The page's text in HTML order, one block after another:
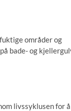
områder og
bade- og
livssyklusen for å